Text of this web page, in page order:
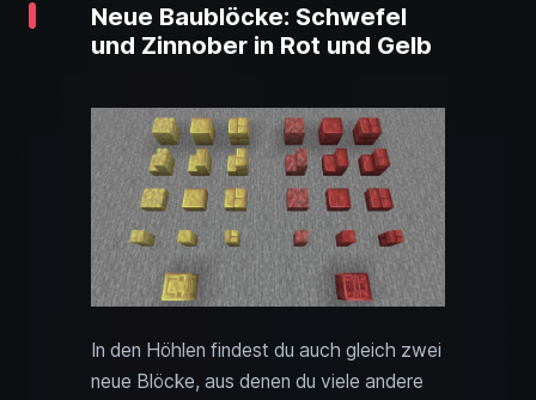
Neue Baublöcke: Schwefel
und Zinnober in Rot und Gelb
In den Höhlen findest du auch gleich zwei
neue Blöcke, aus denen du viele andere